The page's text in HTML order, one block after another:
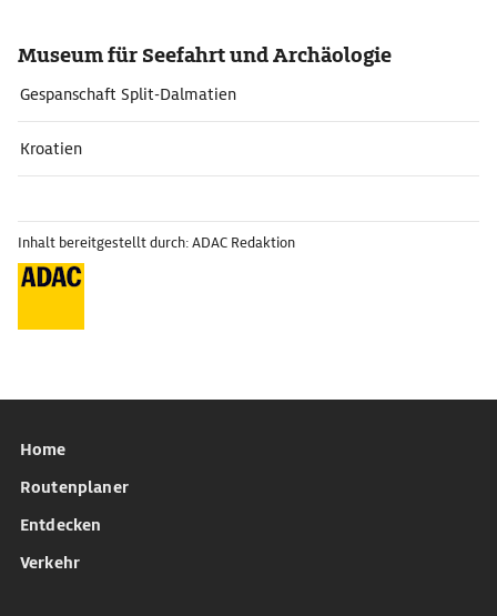
Museum für Seefahrt und Archäologie
Gespanschaft Split-Dalmatien
Kroatien
Inhalt bereitgestellt durch: ADAC Redaktion
Home
Routenplaner
Entdecken
Verkehr